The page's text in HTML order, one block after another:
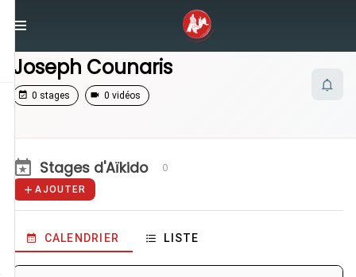
Joseph Counaris
Joseph Counaris
0 stages 0 vidéos
Stages d'Aïkido 0
AJOUTER
CALENDRIER LISTE